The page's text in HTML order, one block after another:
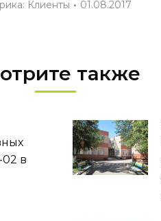
Клиенты 01.08.2017
также
02 в